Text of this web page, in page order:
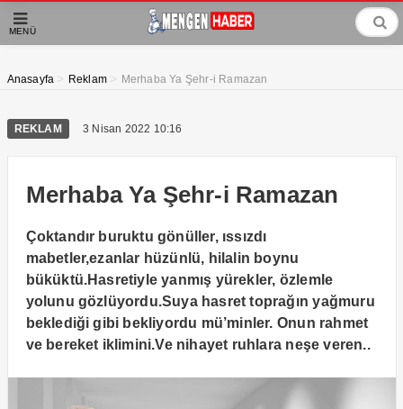
MENÜ
Anasayfa > Reklam > Merhaba Ya Şehr-i Ramazan
REKLAM 3 Nisan 2022 10:16
Merhaba Ya Şehr-i Ramazan
Çoktandır buruktu gönüller, ıssızdı
mabetler,ezanlar hüzünlü, hilalin boynu
büküktü.Hasretiyle yanmış yürekler, özlemle
yolunu gözlüyordu.Suya hasret toprağın yağmuru
beklediği gibi bekliyordu mü’minler. Onun rahmet
ve bereket iklimini.Ve nihayet ruhlara neşe veren..